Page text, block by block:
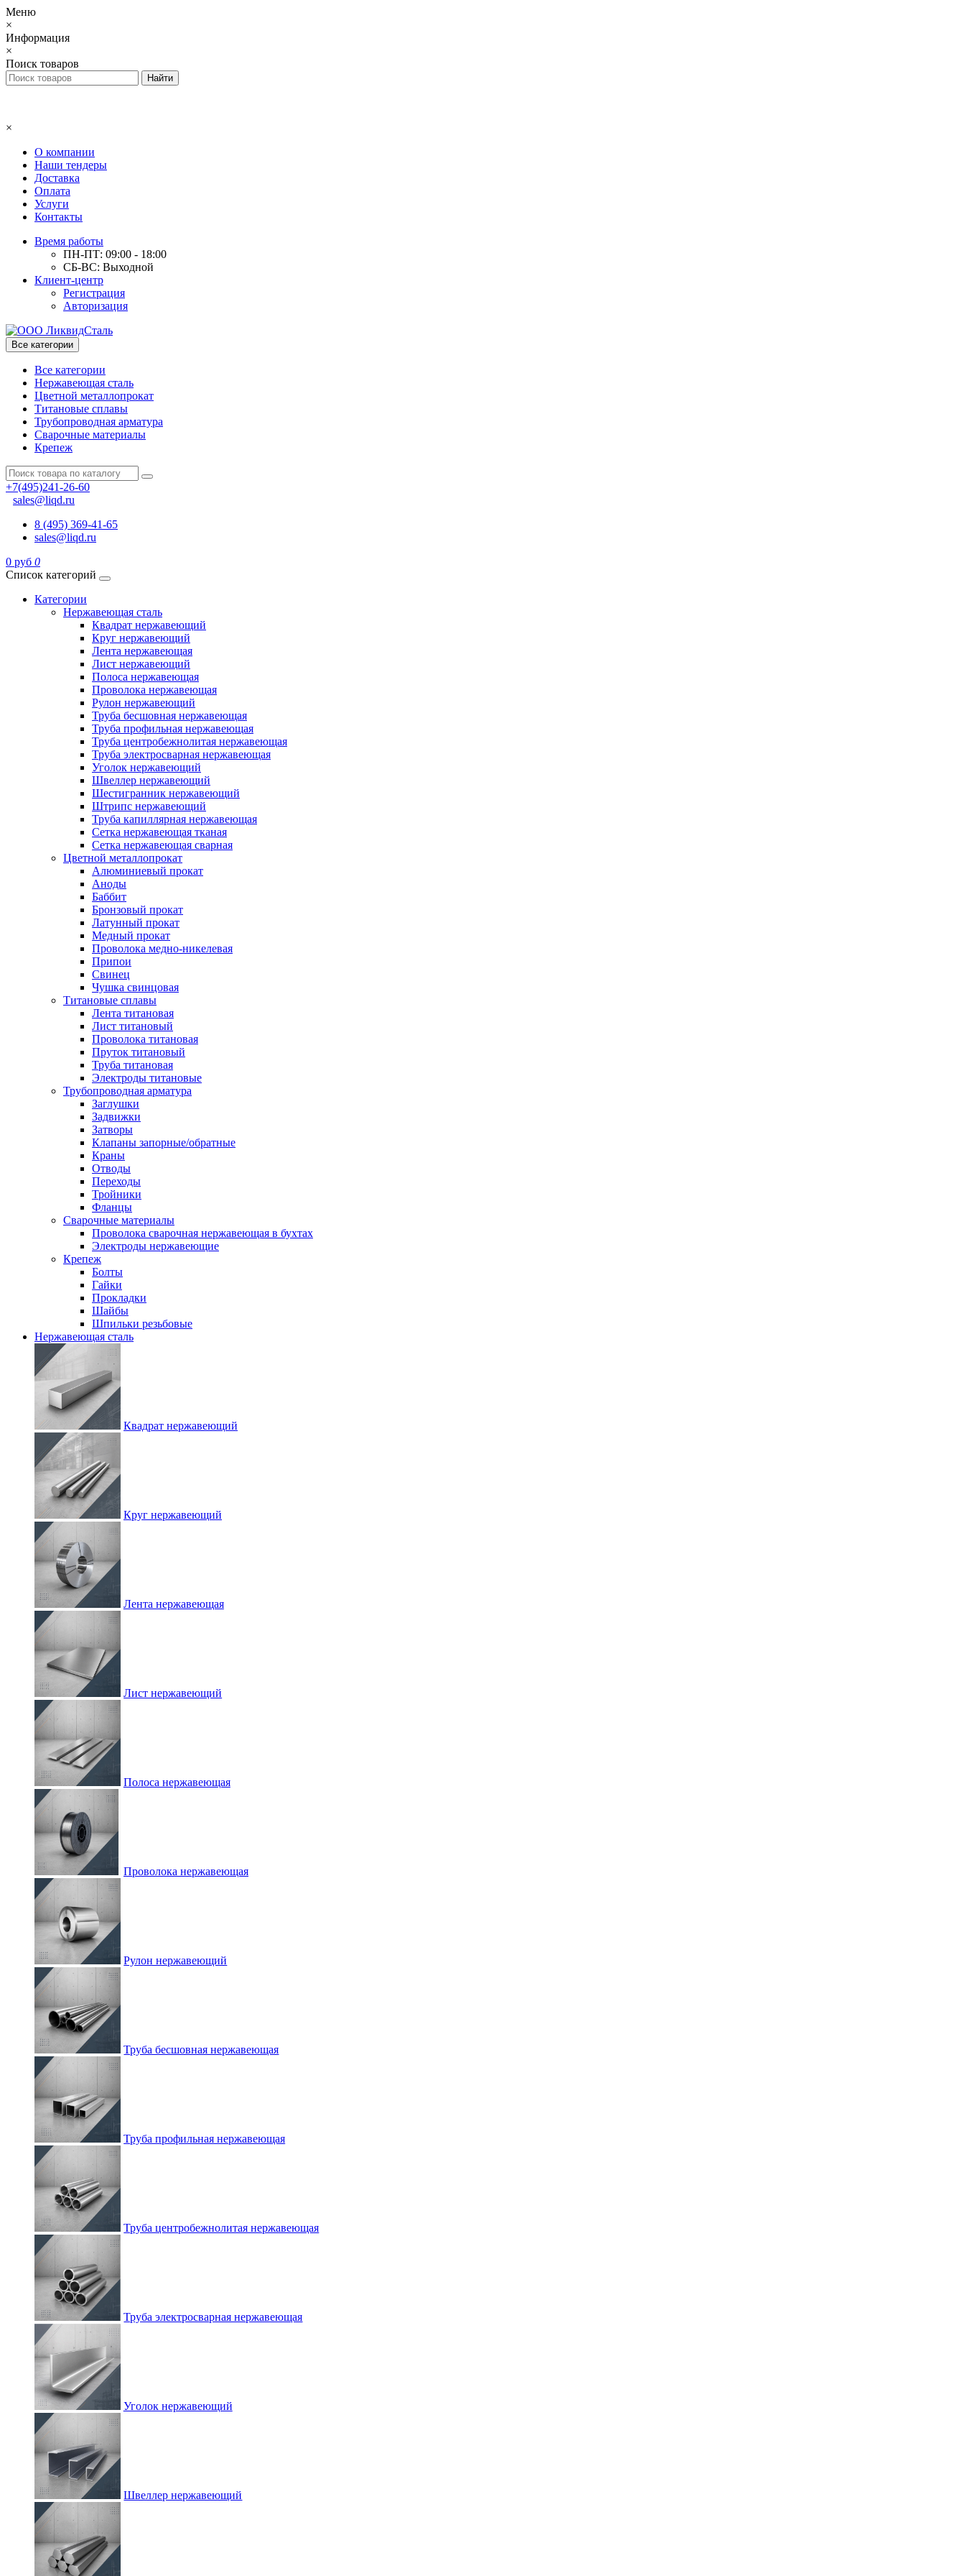
Меню
×
Информация
×
Поиск товаров
×
О компании
Наши тендеры
Доставка
Оплата
Услуги
Контакты
Время работы
ПН-ПТ: 09:00 - 18:00
СБ-ВС: Выходной
Клиент-центр
Регистрация
Авторизация
Все категории
Все категории
Нержавеющая сталь
Цветной металлопрокат
Титановые сплавы
Трубопроводная арматура
Сварочные материалы
Крепеж
+7(495)241-26-60
sales@liqd.ru
8 (495) 369-41-65
sales@liqd.ru
0 руб 0
Список категорий
Категории
Нержавеющая сталь
Квадрат нержавеющий
Круг нержавеющий
Лента нержавеющая
Лист нержавеющий
Полоса нержавеющая
Проволока нержавеющая
Рулон нержавеющий
Труба бесшовная нержавеющая
Труба профильная нержавеющая
Труба центробежнолитая нержавеющая
Труба электросварная нержавеющая
Уголок нержавеющий
Швеллер нержавеющий
Шестигранник нержавеющий
Штрипс нержавеющий
Труба капиллярная нержавеющая
Сетка нержавеющая тканая
Сетка нержавеющая сварная
Цветной металлопрокат
Алюминиевый прокат
Аноды
Баббит
Бронзовый прокат
Латунный прокат
Медный прокат
Проволока медно-никелевая
Припои
Свинец
Чушка свинцовая
Титановые сплавы
Лента титановая
Лист титановый
Проволока титановая
Пруток титановый
Труба титановая
Электроды титановые
Трубопроводная арматура
Заглушки
Задвижки
Затворы
Клапаны запорные/обратные
Краны
Отводы
Переходы
Тройники
Фланцы
Сварочные материалы
Проволока сварочная нержавеющая в бухтах
Электроды нержавеющие
Крепеж
Болты
Гайки
Прокладки
Шайбы
Шпильки резьбовые
Нержавеющая сталь
Квадрат нержавеющий
Круг нержавеющий
Лента нержавеющая
Лист нержавеющий
Полоса нержавеющая
Проволока нержавеющая
Рулон нержавеющий
Труба бесшовная нержавеющая
Труба профильная нержавеющая
Труба центробежнолитая нержавеющая
Труба электросварная нержавеющая
Уголок нержавеющий
Швеллер нержавеющий